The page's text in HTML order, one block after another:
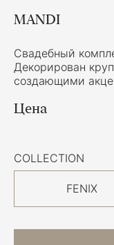
MANDI
Свадебный
Декорирован
создающими
Цена
COLLECTION
FENIX